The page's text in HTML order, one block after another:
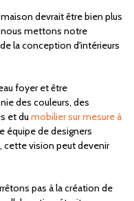
devrait être bien plus
nous mettons notre
la conception d'intérieurs
foyer et être
des couleurs, des
et du mobilier sur mesure à
équipe de designers
cette vision peut devenir
pas à la création de